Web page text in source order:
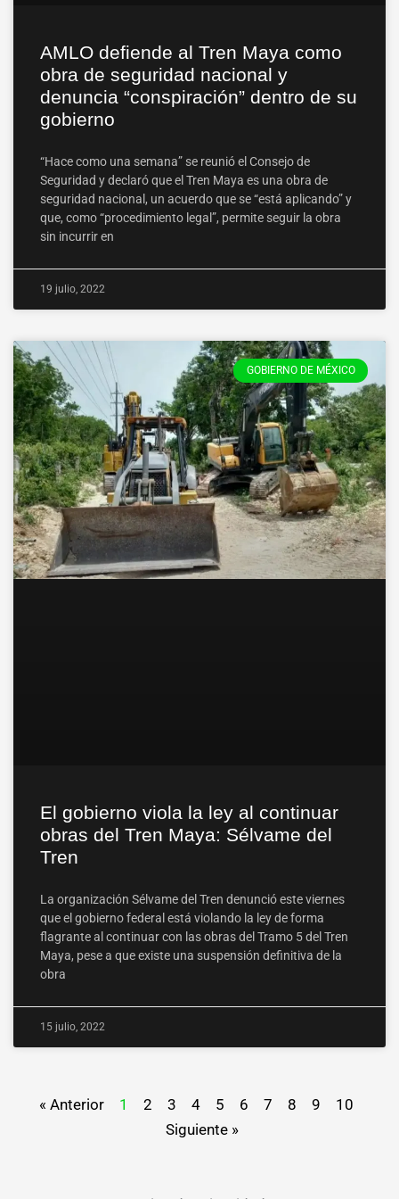
AMLO defiende al Tren Maya como
obra de seguridad nacional y
denuncia “conspiración” dentro de su
gobierno
“Hace como una semana” se reunió el Consejo de
Seguridad y declaró que el Tren Maya es una obra de
seguridad nacional, un acuerdo que se “está aplicando” y
que, como “procedimiento legal”, permite seguir la obra
sin incurrir en
19 julio, 2022
GOBIERNO DE MÉXICO
El gobierno viola la ley al continuar
obras del Tren Maya: Sélvame del
Tren
La organización Sélvame del Tren denunció este viernes
que el gobierno federal está violando la ley de forma
flagrante al continuar con las obras del Tramo 5 del Tren
Maya, pese a que existe una suspensión definitiva de la
obra
15 julio, 2022
« Anterior 1 2 3 4 5 6 7 8 9
10
Siguiente »